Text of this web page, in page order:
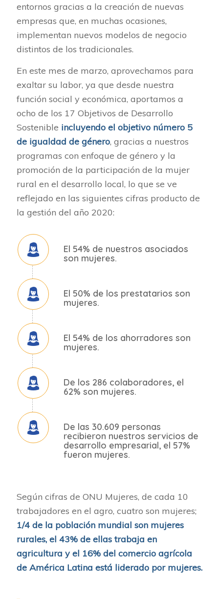
entornos gracias a la creación de nuevas
empresas que, en muchas ocasiones,
implementan nuevos modelos de negocio
distintos de los tradicionales.
En este mes de marzo, aprovechamos para
exaltar su labor, ya que desde nuestra
función social y económica, aportamos a
ocho de los 17 Objetivos de Desarrollo
Sostenible incluyendo el objetivo número 5
de igualdad de género, gracias a nuestros
programas con enfoque de género y la
promoción de la participación de la mujer
rural en el desarrollo local, lo que se ve
reflejado en las siguientes cifras producto de
la gestión del año 2020:
El 54% de nuestros asociados
son mujeres.
El 50% de los prestatarios son
mujeres.
El 54% de los ahorradores son
mujeres.
De los 286 colaboradores, el
62% son mujeres.
De las 30.609 personas
recibieron nuestros servicios de
desarrollo empresarial, el 57%
fueron mujeres.
Según cifras de ONU Mujeres, de cada 10
trabajadores en el agro, cuatro son mujeres;
1/4 de la población mundial son mujeres
rurales, el 43% de ellas trabaja en
agricultura y el 16% del comercio agrícola
de América Latina está liderado por mujeres.